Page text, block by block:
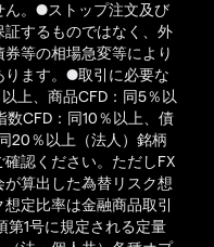
ん。●ストップ注文及び
するものではなく、外
等の相場急変等により
ります。●取引に必要な
上、商品CFD：同5％以
数CFD：同10％以上、債
20％以上（法人）銘柄
認ください。ただしFX
算出した為替リスク想
定比率は金融商品取引
第1号に規定される定量